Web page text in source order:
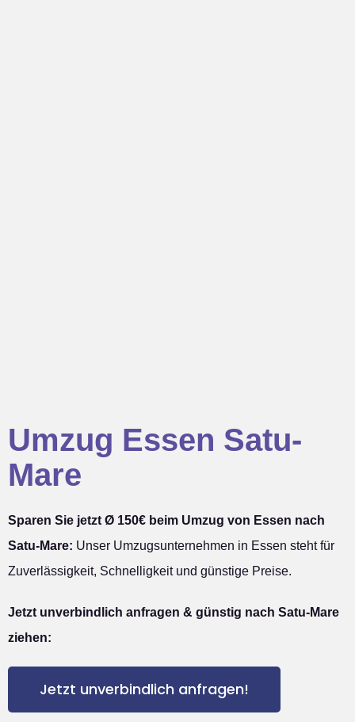
Umzug Essen Satu-
Mare
Sparen Sie jetzt Ø 150€ beim Umzug von Essen nach
Satu-Mare: Unser Umzugsunternehmen in Essen steht für
Zuverlässigkeit, Schnelligkeit und günstige Preise.
Jetzt unverbindlich anfragen & günstig nach Satu-Mare
ziehen:
Jetzt unverbindlich anfragen!